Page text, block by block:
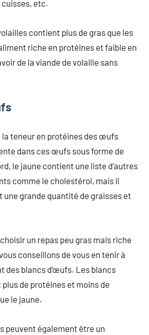
cuisses, etc.
contient plus de gras que les
riche en protéines et faible en
de la viande de volaille sans
la teneur en protéines des œufs
dans ces œufs sous forme de
le jaune contient une liste d’autres
comme le cholestérol, mais il
grande quantité de graisses et
un repas peu gras mais riche
conseillons de vous en tenir à
des blancs d’œufs. Les blancs
de protéines et moins de
le jaune.
peuvent également être un